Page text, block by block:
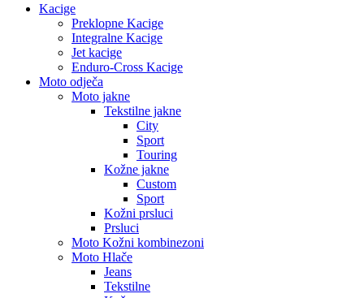
Kacige
Preklopne Kacige
Integralne Kacige
Jet kacige
Enduro-Cross Kacige
Moto odječa
Moto jakne
Tekstilne jakne
City
Sport
Touring
Kožne jakne
Custom
Sport
Kožni prsluci
Prsluci
Moto Kožni kombinezoni
Moto Hlače
Jeans
Tekstilne